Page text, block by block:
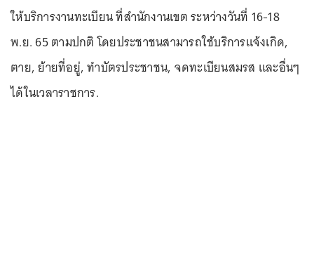
ให้บริการงานทะเบียน ที่สำนักงานเขต ระหว่างวันที่ 16-18
พ.ย. 65 ตามปกติ โดยประชาชนสามารถใช้บริการแจ้งเกิด,
ตาย, ย้ายที่อยู่, ทำบัตรประชาชน, จดทะเบียนสมรส และอื่นๆ
ได้ในเวลาราชการ.